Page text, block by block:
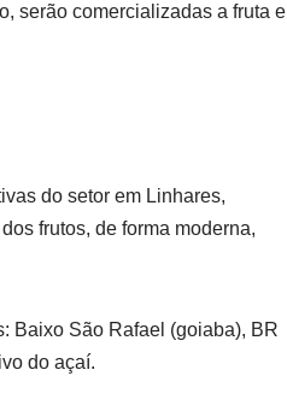
serão comercializadas a fruta e
do setor em Linhares,
frutos, de forma moderna,
Baixo São Rafael (goiaba), BR
do açaí.